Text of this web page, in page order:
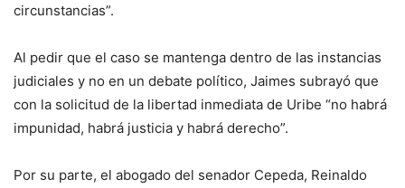
circunstancias”.
Al pedir que el caso se mantenga dentro de las instancias
judiciales y no en un debate político, Jaimes subrayó que
con la solicitud de la libertad inmediata de Uribe “no habrá
impunidad, habrá justicia y habrá derecho”.
Por su parte, el abogado del senador Cepeda, Reinaldo